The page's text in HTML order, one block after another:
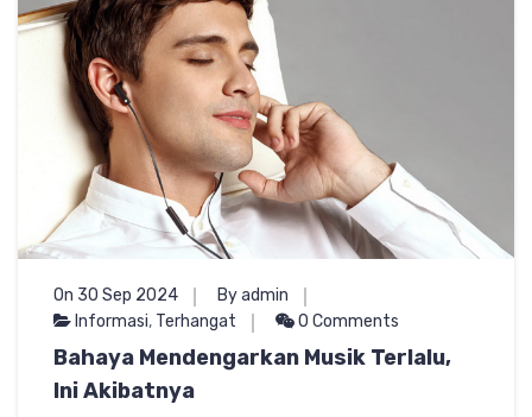
On 30 Sep 2024
By admin
Informasi, Terhangat 0 Comments
Bahaya Mendengarkan Musik Terlalu,
Ini Akibatnya